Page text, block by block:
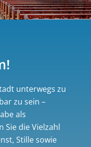
unterwegs zu
zu sein –
als
Sie die Vielzahl
Stille sowie